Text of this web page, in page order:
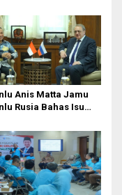
Anis Matta Jamu
Rusia Bahas Isu